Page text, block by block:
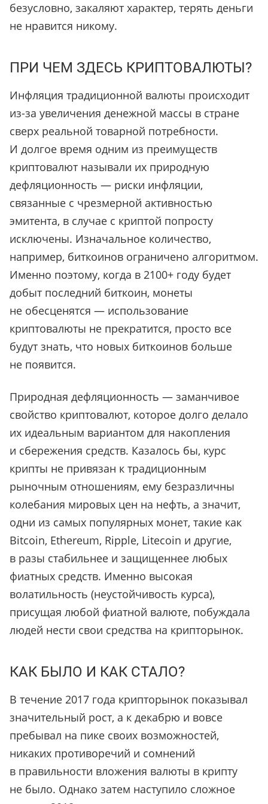
безусловно, закаляют характер, терять деньги
не нравится никому.
ПРИ ЧЕМ ЗДЕСЬ КРИПТОВАЛЮТЫ?
Инфляция традиционной валюты происходит
из-за увеличения денежной массы в стране
сверх реальной товарной потребности.
И долгое время одним из преимуществ
криптовалют называли их природную
дефляционность — риски инфляции,
связанные с чрезмерной активностью
эмитента, в случае с криптой попросту
исключены. Изначальное количество,
например, биткоинов ограничено алгоритмом.
Именно поэтому, когда в 2100+ году будет
добыт последний биткоин, монеты
не обесценятся — использование
криптовалюты не прекратится, просто все
будут знать, что новых биткоинов больше
не появится.
Природная дефляционность — заманчивое
свойство криптовалют, которое долго делало
их идеальным вариантом для накопления
и сбережения средств. Казалось бы, курс
крипты не привязан к традиционным
рыночным отношениям, ему безразличны
колебания мировых цен на нефть, а значит,
одни из самых популярных монет, такие как
Bitcoin, Ethereum, Ripple, Litecoin и другие,
в разы стабильнее и защищеннее любых
фиатных средств. Именно высокая
волатильность (неустойчивость курса),
присущая любой фиатной валюте, побуждала
людей нести свои средства на крипторынок.
КАК БЫЛО И КАК СТАЛО?
В течение 2017 года крипторынок показывал
значительный рост, а к декабрю и вовсе
пребывал на пике своих возможностей,
никаких противоречий и сомнений
в правильности вложения валюты в крипту
не было. Однако затем наступило сложное